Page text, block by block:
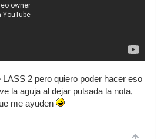
LASS 2 pero quiero poder hacer eso
la aguja al dejar pulsada la nota,
me ayuden